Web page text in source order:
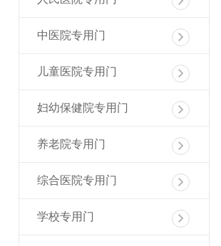
中医院专用门
儿童医院专用门
妇幼保健院专用门
养老院专用门
综合医院专用门
学校专用门